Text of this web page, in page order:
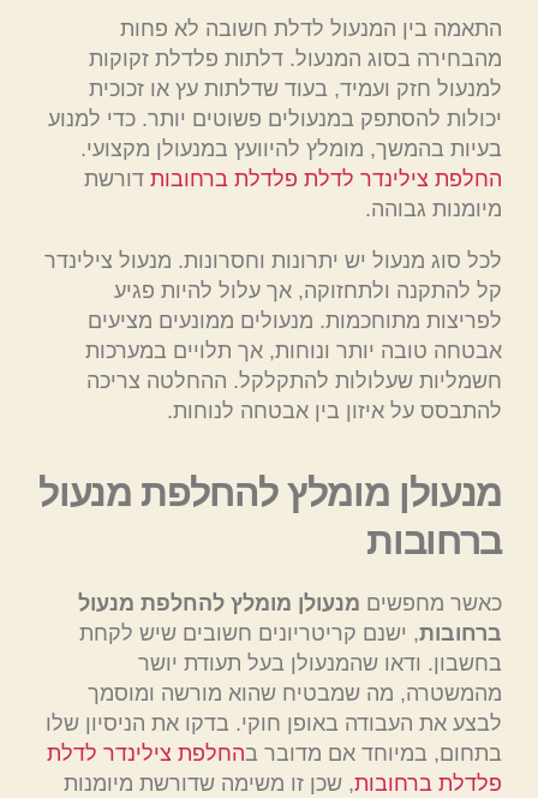
התאמה בין המנעול לדלת חשובה לא פחות
מהבחירה בסוג המנעול. דלתות פלדלת זקוקות
למנעול חזק ועמיד, בעוד שדלתות עץ או זכוכית
יכולות להסתפק במנעולים פשוטים יותר. כדי למנוע
בעיות בהמשך, מומלץ להיוועץ במנעולן מקצועי.
החלפת צילינדר לדלת פלדלת ברחובות דורשת
מיומנות גבוהה.
לכל סוג מנעול יש יתרונות וחסרונות. מנעול צילינדר
קל להתקנה ולתחזוקה, אך עלול להיות פגיע
לפריצות מתוחכמות. מנעולים ממונעים מציעים
אבטחה טובה יותר ונוחות, אך תלויים במערכות
חשמליות שעלולות להתקלקל. ההחלטה צריכה
להתבסס על איזון בין אבטחה לנוחות.
מנעולן מומלץ להחלפת מנעול
ברחובות
כאשר מחפשים מנעולן מומלץ להחלפת מנעול
ברחובות, ישנם קריטריונים חשובים שיש לקחת
בחשבון. ודאו שהמנעולן בעל תעודת יושר
מהמשטרה, מה שמבטיח שהוא מורשה ומוסמך
לבצע את העבודה באופן חוקי. בדקו את הניסיון שלו
בתחום, במיוחד אם מדובר בהחלפת צילינדר לדלת
פלדלת ברחובות, שכן זו משימה שדורשת מיומנות